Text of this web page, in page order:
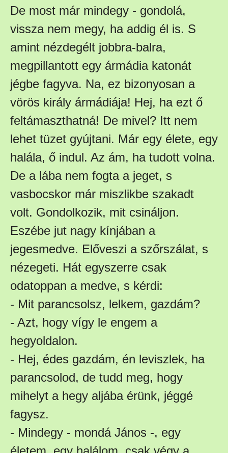
De most már mindegy - gondolá,
vissza nem megy, ha addig él is. S
amint nézdegélt jobbra-balra,
megpillantott egy ármádia katonát
jégbe fagyva. Na, ez bizonyosan a
vörös király ármádiája! Hej, ha ezt ő
feltámaszthatná! De mivel? Itt nem
lehet tüzet gyújtani. Már egy élete, egy
halála, ő indul. Az ám, ha tudott volna.
De a lába nem fogta a jeget, s
vasbocskor már miszlikbe szakadt
volt. Gondolkozik, mit csináljon.
Eszébe jut nagy kínjában a
jegesmedve. Előveszi a szőrszálat, s
nézegeti. Hát egyszerre csak
odatoppan a medve, s kérdi:
- Mit parancsolsz, lelkem, gazdám?
- Azt, hogy vígy le engem a
hegyoldalon.
- Hej, édes gazdám, én leviszlek, ha
parancsolod, de tudd meg, hogy
mihelyt a hegy aljába érünk, jéggé
fagysz.
- Mindegy - mondá János -, egy